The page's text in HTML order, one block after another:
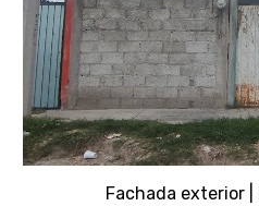
Fachada exterior |